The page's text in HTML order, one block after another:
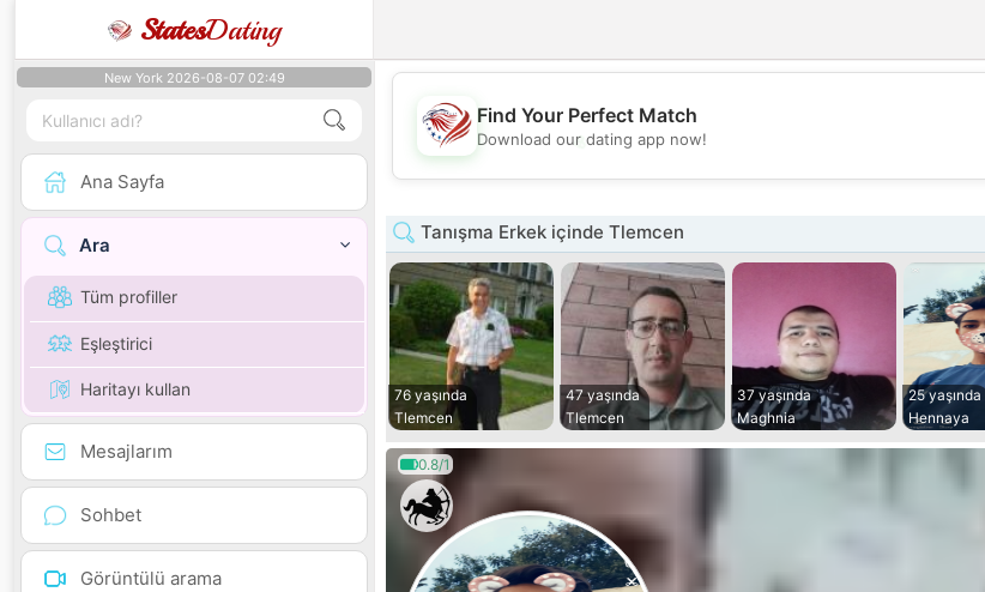
StatesDating
New York 2026-08-07 02:49
Ana Sayfa
Ara
Tüm profiller
Eşleştirici
Haritayı kullan
Mesajlarım
Sohbet
Görüntülü arama
💖
💕
Find Your Perfect Match
Download our dating app now!
Tanışma Erkek içinde Tlemcen
76 yaşında
Tlemcen
47 yaşında
Tlemcen
37 yaşında
Maghnia
25 yaşında
Hennaya
0.8/1